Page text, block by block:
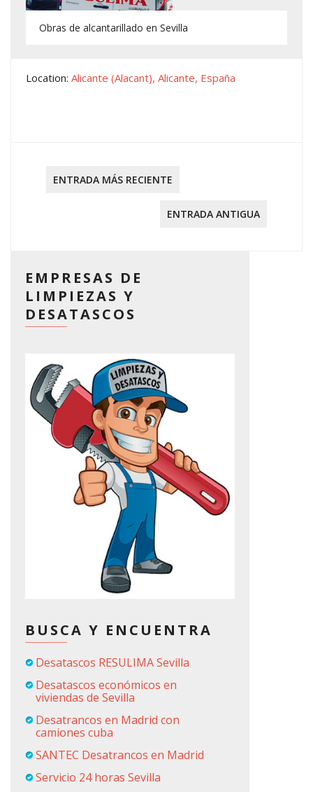
Obras de alcantarillado en Sevilla
Location: Alicante (Alacant), Alicante, España
ENTRADA MÁS RECIENTE
ENTRADA ANTIGUA
EMPRESAS DE
LIMPIEZAS Y
DESATASCOS
BUSCA Y ENCUENTRA
Desatascos RESULIMA Sevilla
Desatascos económicos en
viviendas de Sevilla
Desatrancos en Madrid con
camiones cuba
SANTEC Desatrancos en Madrid
Servicio 24 horas Sevilla